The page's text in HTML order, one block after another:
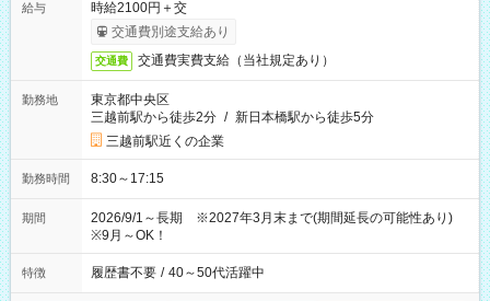
給与
時給2100円＋交
交通費別途支給あり
交通費 交通費実費支給（当社規定あり）
勤務地
東京都中央区
三越前駅から徒歩2分 / 新日本橋駅から徒歩5分
三越前駅近くの企業
勤務時間 8:30～17:15
期間
2026/9/1～長期 ※2027年3月末まで(期間延長の可能性あり)
※9月～OK！
特徴 履歴書不要 / 40～50代活躍中